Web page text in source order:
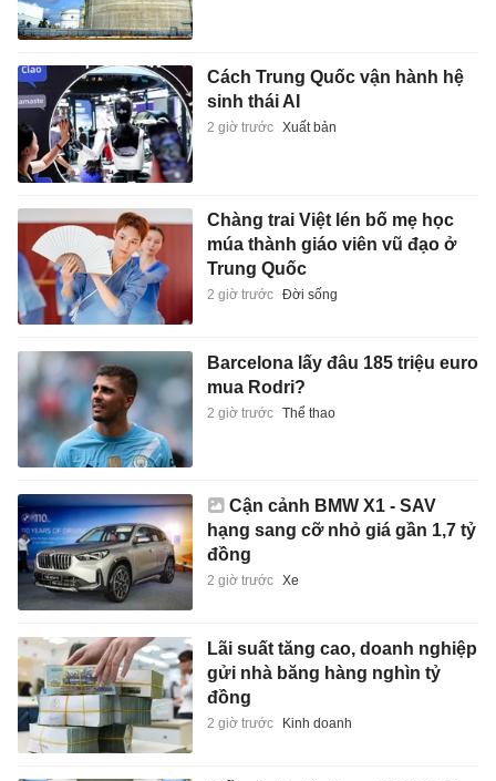
Cách Trung Quốc vận hành hệ
sinh thái AI
2 giờ trước Xuất bản
Chàng trai Việt lén bố mẹ học
múa thành giáo viên vũ đạo ở
Trung Quốc
2 giờ trước Đời sống
Barcelona lấy đâu 185 triệu euro
mua Rodri?
2 giờ trước Thể thao
Cận cảnh BMW X1 - SAV
hạng sang cỡ nhỏ giá gần 1,7 tỷ
đồng
2 giờ trước Xe
Lãi suất tăng cao, doanh nghiệp
gửi nhà băng hàng nghìn tỷ
đồng
2 giờ trước Kinh doanh